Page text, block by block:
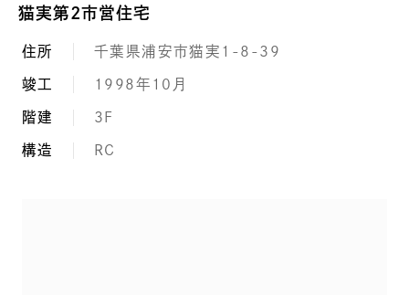
猫実第2市営住宅
住所 千葉県浦安市猫実1-8-39
竣工 1998年10月
階建 3F
構造 RC